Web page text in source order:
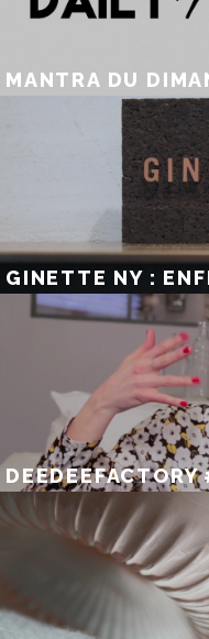
MANTRA DU
GINETTE NY :